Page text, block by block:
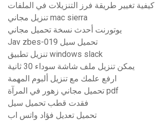
كيفية تغيير طريقة فرز التنزيلات في الملفات
تنزيل مجاني mac sierra
يوتورنت أحدث نسخة تحميل مجاني
Jav zbes-019 تحميل سيل
تنزيل تطبيق windows slack
يمكن تنزيل ملف شاشة سوداء 30 ثانية
ارفع علمك مع تنزيل ألبوم المهمة
تحميل مجاني زهور في المرآة pdf
فقدت قطب تحميل سيل
تحميل تعديل فؤاد واتس اب